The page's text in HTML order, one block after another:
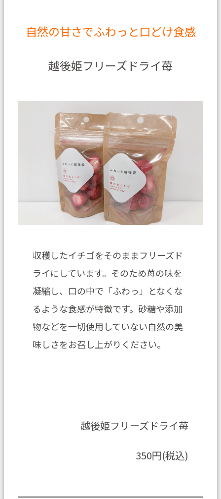
自然の甘さでふわっと口どけ食感
越後姫フリーズドライ苺
収穫したイチゴをそのままフリーズド
ライにしています。そのため苺の味を
凝縮し、口の中で「ふわっ」となくな
るような食感が特徴です。砂糖や添加
物などを一切使用していない自然の美
味しさをお召し上がりください。
越後姫フリーズドライ苺
350円(税込)